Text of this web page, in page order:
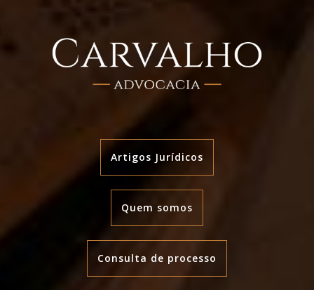
Artigos Jurídicos
Quem somos
Consulta de processo